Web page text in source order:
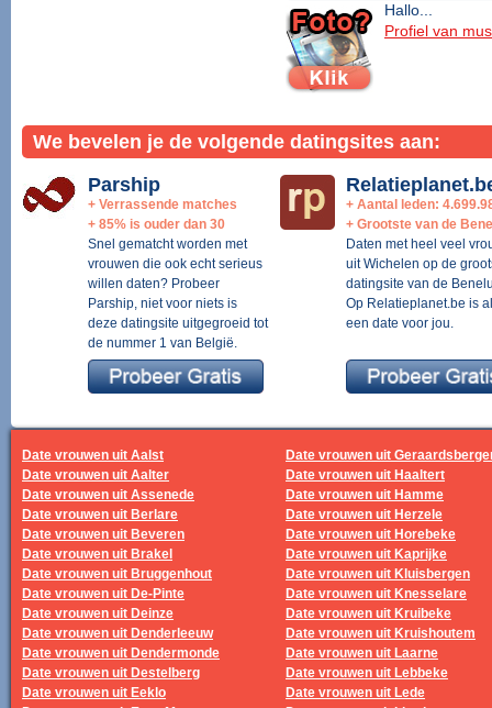
Hallo...
Profiel van
We bevelen je de volgende datingsites aan:
Parship
+ Verrassende matches
+ 85% is ouder dan 30
Snel gematcht worden met
vrouwen die ook echt serieus
willen daten? Probeer
Parship, niet voor niets is
deze datingsite uitgegroeid tot
de nummer 1 van België.
+ Aantal leden:
+ Grootste van de
Daten met heel veel
uit Wichelen op de
datingsite van de
Op Relatieplanet.be is
een date voor jou.
Date vrouwen uit Aalst
Date vrouwen uit Aalter
Date vrouwen uit Assenede
Date vrouwen uit Berlare
Date vrouwen uit Beveren
Date vrouwen uit Brakel
Date vrouwen uit Bruggenhout
Date vrouwen uit De-Pinte
Date vrouwen uit Deinze
Date vrouwen uit Denderleeuw
Date vrouwen uit Dendermonde
Date vrouwen uit Destelberg
Date vrouwen uit Eeklo
Date vrouwen uit
Date vrouwen uit Haaltert
Date vrouwen uit Hamme
Date vrouwen uit Herzele
Date vrouwen uit Horebeke
Date vrouwen uit Kaprijke
Date vrouwen uit Kluisbergen
Date vrouwen uit Knesselare
Date vrouwen uit Kruibeke
Date vrouwen uit Kruishoutem
Date vrouwen uit Laarne
Date vrouwen uit Lebbeke
Date vrouwen uit Lede